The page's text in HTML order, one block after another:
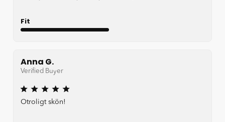
Fit
Anna G.
Verified Buyer
Otroligt skön!